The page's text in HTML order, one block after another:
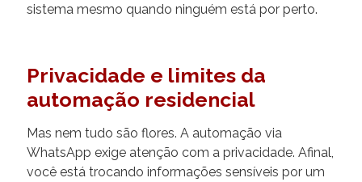
sistema mesmo quando ninguém está por perto.
Privacidade e limites da
automação residencial
Mas nem tudo são flores. A automação via
WhatsApp exige atenção com a privacidade. Afinal,
você está trocando informações sensíveis por um